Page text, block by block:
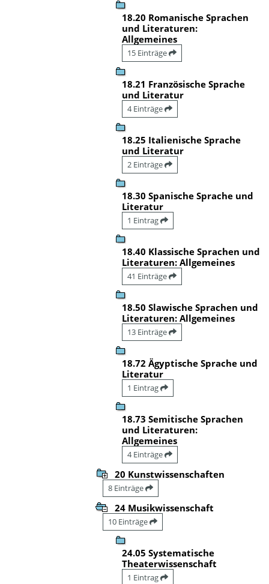
18.20 Romanische Sprachen
und Literaturen:
Allgemeines
15 Einträge
18.21 Französische Sprache
und Literatur
4 Einträge
18.25 Italienische Sprache
und Literatur
2 Einträge
18.30 Spanische Sprache und
Literatur
1 Eintrag
18.40 Klassische Sprachen und
Literaturen: Allgemeines
41 Einträge
18.50 Slawische Sprachen und
Literaturen: Allgemeines
13 Einträge
18.72 Ägyptische Sprache und
Literatur
1 Eintrag
18.73 Semitische Sprachen
und Literaturen:
Allgemeines
4 Einträge
20 Kunstwissenschaften
8 Einträge
24 Musikwissenschaft
10 Einträge
24.05 Systematische
Theaterwissenschaft
1 Eintrag